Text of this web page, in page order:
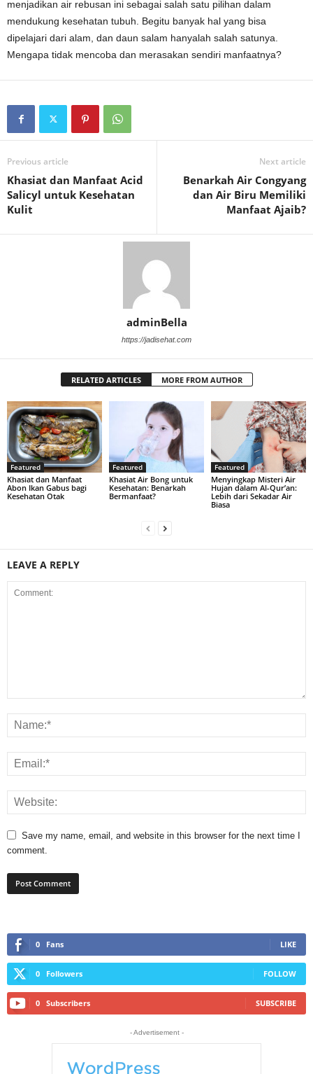
menjadikan air rebusan ini sebagai salah satu pilihan dalam
mendukung kesehatan tubuh. Begitu banyak hal yang bisa
dipelajari dari alam, dan daun salam hanyalah salah satunya.
Mengapa tidak mencoba dan merasakan sendiri manfaatnya?
Previous article
Khasiat dan Manfaat Acid
Salicyl untuk Kesehatan
Kulit
Next article
Benarkah Air Congyang
dan Air Biru Memiliki
Manfaat Ajaib?
adminBella
https://jadisehat.com
RELATED ARTICLES MORE FROM AUTHOR
Featured
Khasiat dan Manfaat
Abon Ikan Gabus bagi
Kesehatan Otak
Featured
Khasiat Air Bong untuk
Kesehatan: Benarkah
Bermanfaat?
Featured
Menyingkap Misteri Air
Hujan dalam Al-Qur’an:
Lebih dari Sekadar Air
Biasa
LEAVE A REPLY
Save my name, email, and website in this browser for the next time I
comment.
0 Fans LIKE
0 Followers FOLLOW
0 Subscribers SUBSCRIBE
- Advertisement -